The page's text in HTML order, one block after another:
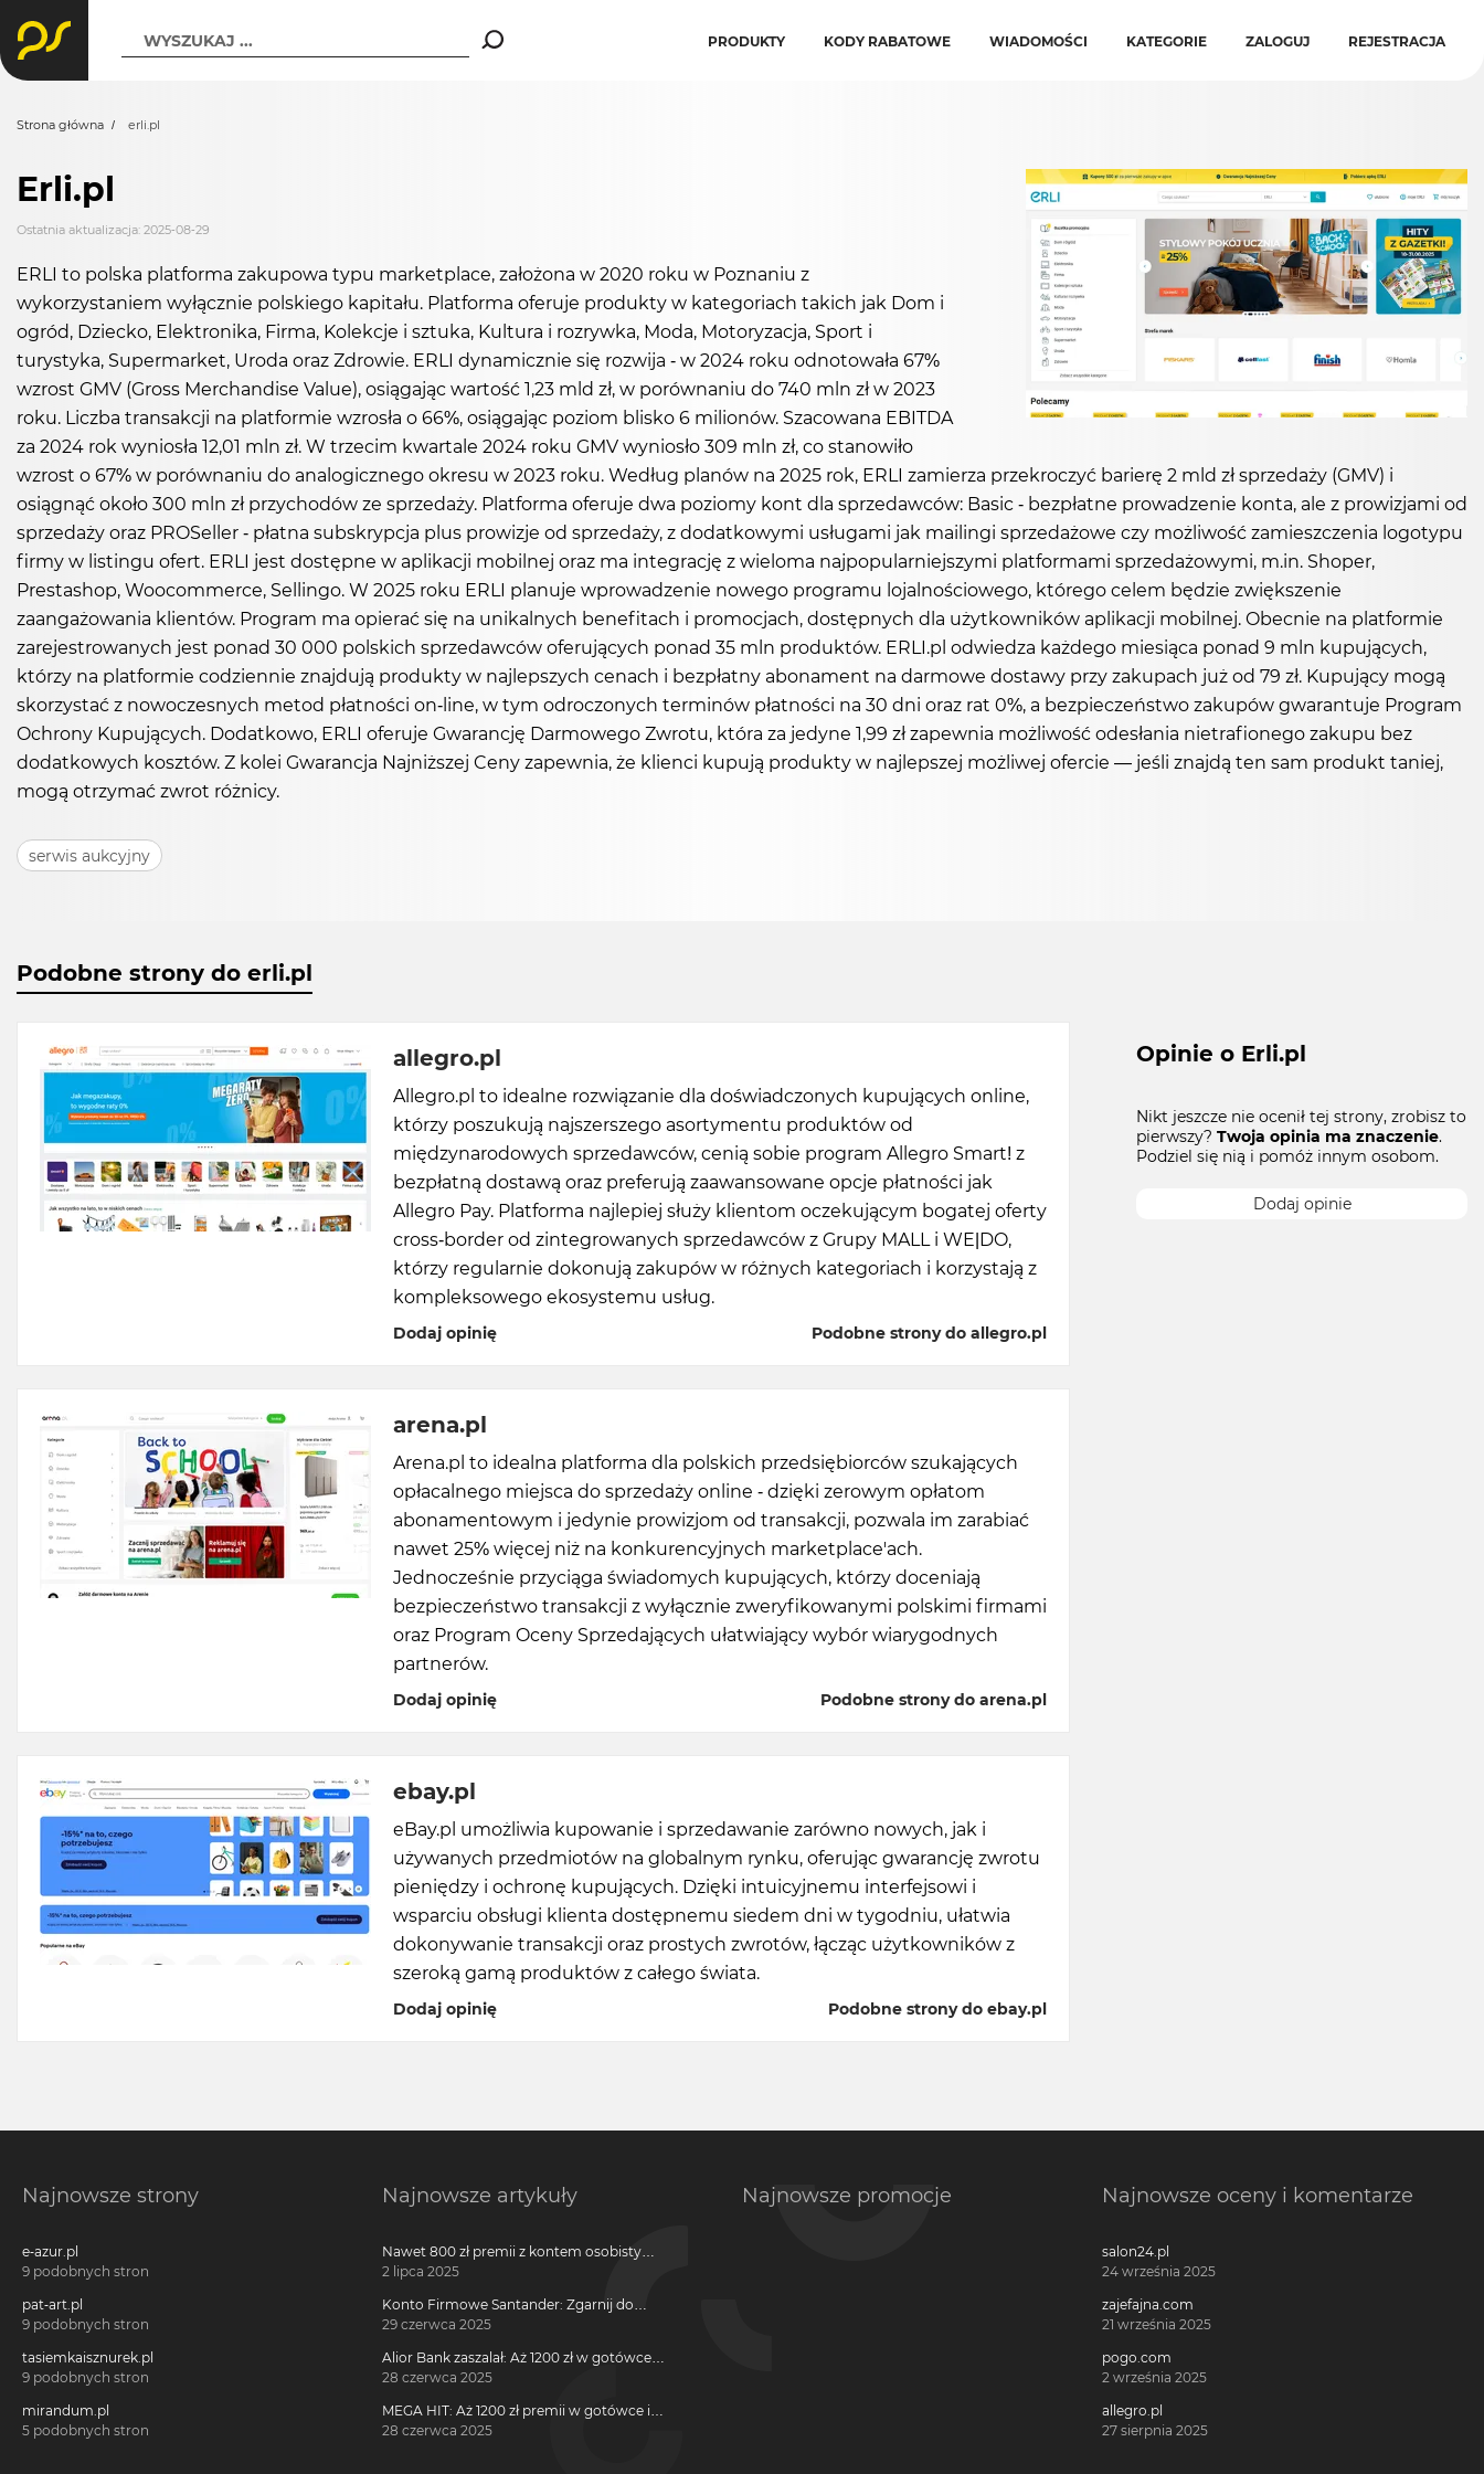
WYSZUKAJ ... PRODUKTY KODY RABATOWE WIADOMOŚCI KATEGORIE ZALOGUJ REJESTRACJA
Strona główna erli.pl
Erli.pl
Ostatnia aktualizacja: 2025-08-29
ERLI to polska platforma zakupowa typu marketplace, założona w 2020 roku w Poznaniu z
wykorzystaniem wyłącznie polskiego kapitału. Platforma oferuje produkty w kategoriach takich jak Dom i
ogród, Dziecko, Elektronika, Firma, Kolekcje i sztuka, Kultura i rozrywka, Moda, Motoryzacja, Sport i
turystyka, Supermarket, Uroda oraz Zdrowie. ERLI dynamicznie się rozwija - w 2024 roku odnotowała 67%
wzrost GMV (Gross Merchandise Value), osiągając wartość 1,23 mld zł, w porównaniu do 740 mln zł w 2023
roku. Liczba transakcji na platformie wzrosła o 66%, osiągając poziom blisko 6 milionów. Szacowana EBITDA
za 2024 rok wyniosła 12,01 mln zł. W trzecim kwartale 2024 roku GMV wyniosło 309 mln zł, co stanowiło
wzrost o 67% w porównaniu do analogicznego okresu w 2023 roku. Według planów na 2025 rok, ERLI zamierza przekroczyć barierę 2 mld zł sprzedaży (GMV) i
osiągnąć około 300 mln zł przychodów ze sprzedaży. Platforma oferuje dwa poziomy kont dla sprzedawców: Basic - bezpłatne prowadzenie konta, ale z prowizjami od
sprzedaży oraz PROSeller - płatna subskrypcja plus prowizje od sprzedaży, z dodatkowymi usługami jak mailingi sprzedażowe czy możliwość zamieszczenia logotypu
firmy w listingu ofert. ERLI jest dostępne w aplikacji mobilnej oraz ma integrację z wieloma najpopularniejszymi platformami sprzedażowymi, m.in. Shoper,
Prestashop, Woocommerce, Sellingo. W 2025 roku ERLI planuje wprowadzenie nowego programu lojalnościowego, którego celem będzie zwiększenie
zaangażowania klientów. Program ma opierać się na unikalnych benefitach i promocjach, dostępnych dla użytkowników aplikacji mobilnej. Obecnie na platformie
zarejestrowanych jest ponad 30 000 polskich sprzedawców oferujących ponad 35 mln produktów. ERLI.pl odwiedza każdego miesiąca ponad 9 mln kupujących,
którzy na platformie codziennie znajdują produkty w najlepszych cenach i bezpłatny abonament na darmowe dostawy przy zakupach już od 79 zł. Kupujący mogą
skorzystać z nowoczesnych metod płatności on-line, w tym odroczonych terminów płatności na 30 dni oraz rat 0%, a bezpieczeństwo zakupów gwarantuje Program
Ochrony Kupujących. Dodatkowo, ERLI oferuje Gwarancję Darmowego Zwrotu, która za jedyne 1,99 zł zapewnia możliwość odesłania nietrafionego zakupu bez
dodatkowych kosztów. Z kolei Gwarancja Najniższej Ceny zapewnia, że klienci kupują produkty w najlepszej możliwej ofercie — jeśli znajdą ten sam produkt taniej,
mogą otrzymać zwrot różnicy.
serwis aukcyjny
Podobne strony do erli.pl
allegro.pl
Allegro.pl to idealne rozwiązanie dla doświadczonych kupujących online,
którzy poszukują najszerszego asortymentu produktów od
międzynarodowych sprzedawców, cenią sobie program Allegro Smart! z
bezpłatną dostawą oraz preferują zaawansowane opcje płatności jak
Allegro Pay. Platforma najlepiej służy klientom oczekującym bogatej oferty
cross-border od zintegrowanych sprzedawców z Grupy MALL i WE|DO,
którzy regularnie dokonują zakupów w różnych kategoriach i korzystają z
kompleksowego ekosystemu usług.
Dodaj opinię Podobne strony do allegro.pl
arena.pl
Arena.pl to idealna platforma dla polskich przedsiębiorców szukających
opłacalnego miejsca do sprzedaży online - dzięki zerowym opłatom
abonamentowym i jedynie prowizjom od transakcji, pozwala im zarabiać
nawet 25% więcej niż na konkurencyjnych marketplace'ach.
Jednocześnie przyciąga świadomych kupujących, którzy doceniają
bezpieczeństwo transakcji z wyłącznie zweryfikowanymi polskimi firmami
oraz Program Oceny Sprzedających ułatwiający wybór wiarygodnych
partnerów.
Dodaj opinię Podobne strony do arena.pl
ebay.pl
eBay.pl umożliwia kupowanie i sprzedawanie zarówno nowych, jak i
używanych przedmiotów na globalnym rynku, oferując gwarancję zwrotu
pieniędzy i ochronę kupujących. Dzięki intuicyjnemu interfejsowi i
wsparciu obsługi klienta dostępnemu siedem dni w tygodniu, ułatwia
dokonywanie transakcji oraz prostych zwrotów, łącząc użytkowników z
szeroką gamą produktów z całego świata.
Dodaj opinię Podobne strony do ebay.pl
Opinie o Erli.pl
Nikt jeszcze nie ocenił tej strony, zrobisz to
pierwszy? Twoja opinia ma znaczenie.
Podziel się nią i pomóż innym osobom.
Dodaj opinie
Najnowsze strony
e-azur.pl
9 podobnych stron
pat-art.pl
9 podobnych stron
tasiemkaisznurek.pl
9 podobnych stron
mirandum.pl
5 podobnych stron
Najnowsze artykuły
Nawet 800 zł premii z kontem osobistym
Millennium 360°!
2 lipca 2025
Konto Firmowe Santander: Zgarnij do
2700 zł w promocji
29 czerwca 2025
Alior Bank zaszalał: Aż 1200 zł w gotówce i
voucherach za otwarcie darmowego
28 czerwca 2025
MEGA HIT: Aż 1200 zł premii w gotówce i
voucherach za darmową kartę kredytową
28 czerwca 2025
Najnowsze promocje Najnowsze oceny i komentarze
salon24.pl
24 września 2025
zajefajna.com
21 września 2025
pogo.com
2 września 2025
allegro.pl
27 sierpnia 2025